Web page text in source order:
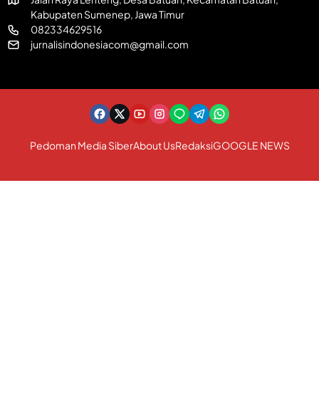
Kabupaten Sumenep, Jawa Timur
082334629516
jurnalisindonesiacom@gmail.com
Pedoman Media SiberAbout UsRedaksiGOOGLE NEWS